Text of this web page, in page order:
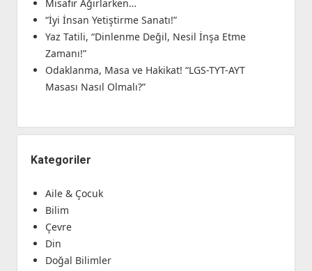
Misafir Ağırlarken…
“İyi İnsan Yetiştirme Sanatı!”
Yaz Tatili, “Dinlenme Değil, Nesil İnşa Etme
Zamanı!”
Odaklanma, Masa ve Hakikat! “LGS-TYT-AYT
Masası Nasıl Olmalı?”
Kategoriler
Aile & Çocuk
Bilim
Çevre
Din
Doğal Bilimler